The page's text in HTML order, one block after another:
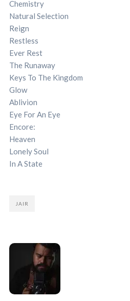
Chemistry
Natural Selection
Reign
Restless
Ever Rest
The Runaway
Keys To The Kingdom
Glow
Ablivion
Eye For An Eye
Encore:
Heaven
Lonely Soul
In A State
JAIR